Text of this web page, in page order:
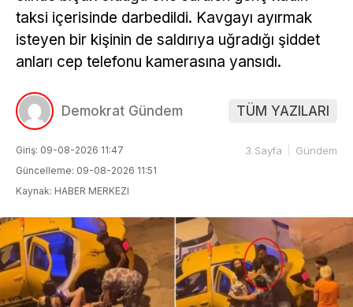
taksi içerisinde darbedildi. Kavgayı ayırmak
isteyen bir kişinin de saldırıya uğradığı şiddet
anları cep telefonu kamerasına yansıdı.
Demokrat Gündem TÜM YAZILARI
Giriş: 09-08-2026 11:47
Güncelleme: 09-08-2026 11:51
Kaynak: HABER MERKEZI
3.Sayfa Gündem